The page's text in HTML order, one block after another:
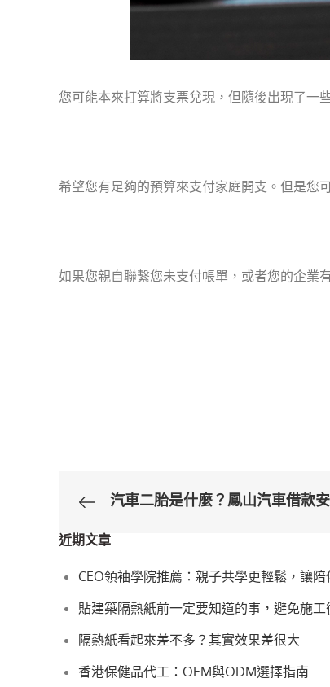
您可能本來打算將支票兌現，但隨後出現了一
希望您有足夠的預算來支付家庭開支。但是您
如果您親自聯繫您未支付帳單，或者您的企業
文
章
導
覽
汽車二胎是什麼？鳳山汽車借款
近期文章
CEO領袖學院推薦：親子共學更輕鬆，讓
貼建築隔熱紙前一定要知道的事，避免施工
隔熱紙看起來差不多？其實效果差很大
香港保健品代工：OEM與ODM選擇指南